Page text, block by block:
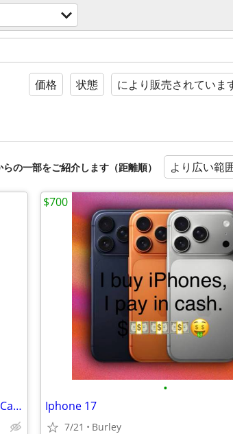
価格 状態 により販売されていま
の一部をご紹介します（距離順） より広い範
iWorld Universal Smartphone Windshield Car Mount
•
Iphone 17
7/21 Burley
$700